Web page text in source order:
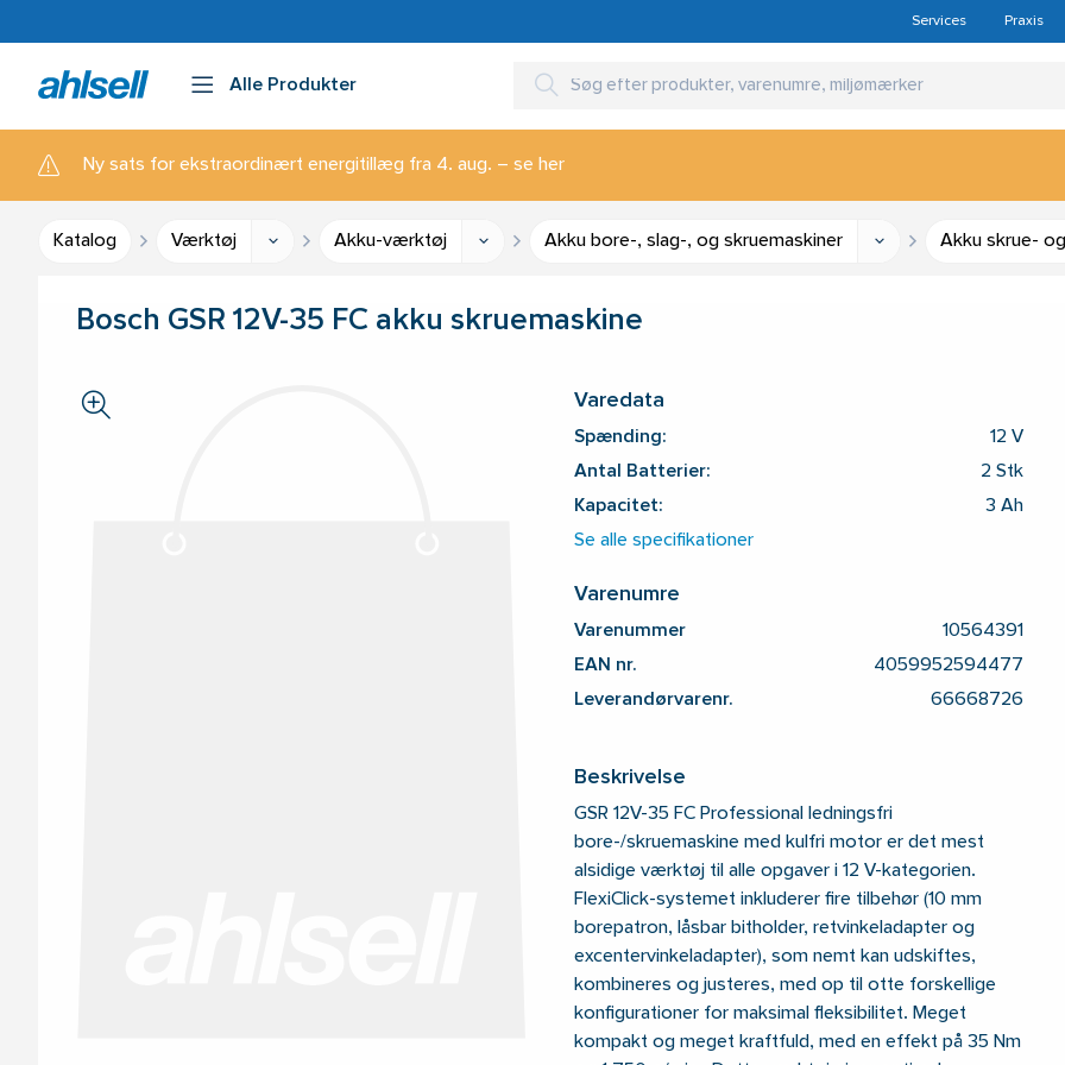
Services Praxis
Alle Produkter
Ny sats for ekstraordinært energitillæg fra 4. aug. – se her
Katalog Værktøj Akku-værktøj Akku bore-, slag-, og skruemaskiner Akku skrue-
Bosch GSR 12V-35 FC akku skruemaskine
Varedata
Spænding: 12 V
Antal Batterier: 2 Stk
Kapacitet: 3 Ah
Se alle specifikationer
Varenumre
Varenummer 10564391
EAN nr. 4059952594477
Leverandørvarenr. 66668726
Beskrivelse
GSR 12V-35 FC Professional ledningsfri
bore-/skruemaskine med kulfri motor er det mest
alsidige værktøj til alle opgaver i 12 V-kategorien.
FlexiClick-systemet inkluderer fire tilbehør (10 mm
borepatron, låsbar bitholder, retvinkeladapter og
excentervinkeladapter), som nemt kan udskiftes,
kombineres og justeres, med op til otte forskellige
konfigurationer for maksimal fleksibilitet. Meget
kompakt og meget kraftfuld, med en effekt på 35 Nm